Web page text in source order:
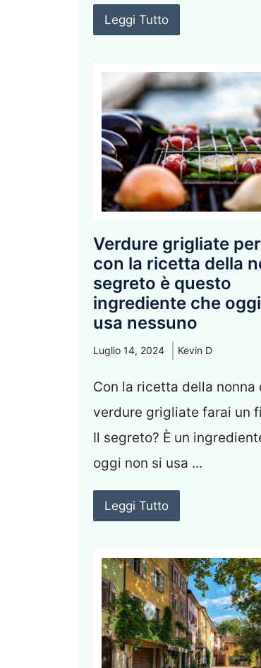
Leggi Tutto
Verdure grigliate
con la ricetta della
segreto è questo
ingrediente che
usa nessuno
Luglio 14, 2024 Kevin D
Con la ricetta della nonna
verdure grigliate farai un
Il segreto? È un
oggi non si usa ...
Leggi Tutto